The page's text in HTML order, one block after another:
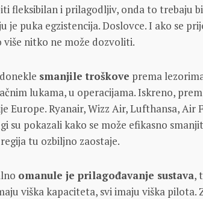
fleksibilan i prilagodljiv, onda to trebaju
je puka egzistencija. Doslovce. I ako se
nitko ne može dozvoliti.
smanjile troškove prema
lukama, u operacijama. Iskreno,
Europe. Ryanair, Wizz Air, Lufthansa, Air
su pokazali kako se može efikasno
tu ozbiljno zaostaje.
omanule je prilagođavanje sustava,
viška kapaciteta, svi imaju viška pilota.